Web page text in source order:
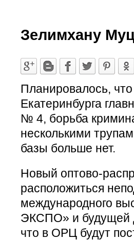
Зелимхану
Планировалось,
Екатеринбурга
№ 4, борьба
несколькими
базы больше нет.
Новый оптово-
расположиться
международного
ЭКСПО» и будущей
что в ОРЦ будут